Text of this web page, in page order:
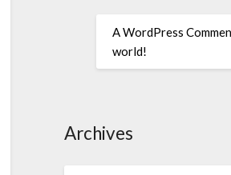
A WordPress
world!
Archives